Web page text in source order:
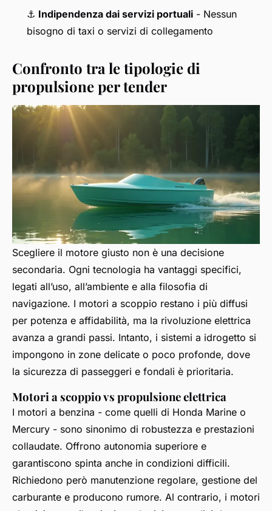
⚓ Indipendenza dai servizi portuali - Nessun
bisogno di taxi o servizi di collegamento
Confronto tra le tipologie di
propulsione per tender
Scegliere il motore giusto non è una decisione
secondaria. Ogni tecnologia ha vantaggi specifici,
legati all’uso, all’ambiente e alla filosofia di
navigazione. I motori a scoppio restano i più diffusi
per potenza e affidabilità, ma la rivoluzione elettrica
avanza a grandi passi. Intanto, i sistemi a idrogetto si
impongono in zone delicate o poco profonde, dove
la sicurezza di passeggeri e fondali è prioritaria.
Motori a scoppio vs propulsione elettrica
I motori a benzina - come quelli di Honda Marine o
Mercury - sono sinonimo di robustezza e prestazioni
collaudate. Offrono autonomia superiore e
garantiscono spinta anche in condizioni difficili.
Richiedono però manutenzione regolare, gestione del
carburante e producono rumore. Al contrario, i motori